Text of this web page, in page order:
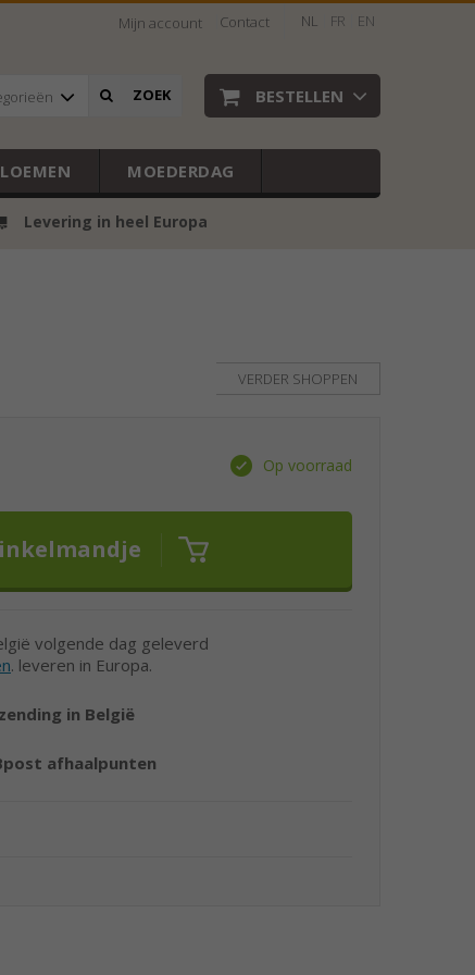
Mijn account Contact NL FR EN
ZOEK BESTELLEN
MOEDERDAG
Levering in heel Europa
VERDER SHOPPEN
Op voorraad
volgende dag geleverd
. leveren in Europa.
in België
afhaalpunten